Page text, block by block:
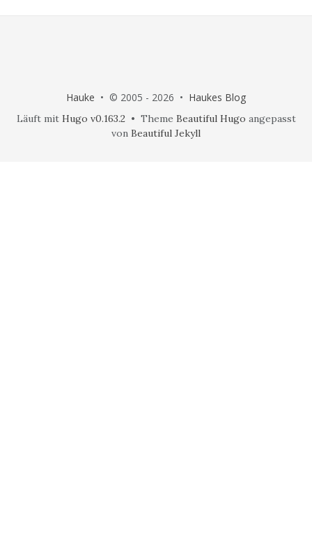
Hauke • © 2005 - 2026 • Haukes Blog
Läuft mit Hugo v0.163.2 • Theme Beautiful Hugo angepasst
von Beautiful Jekyll